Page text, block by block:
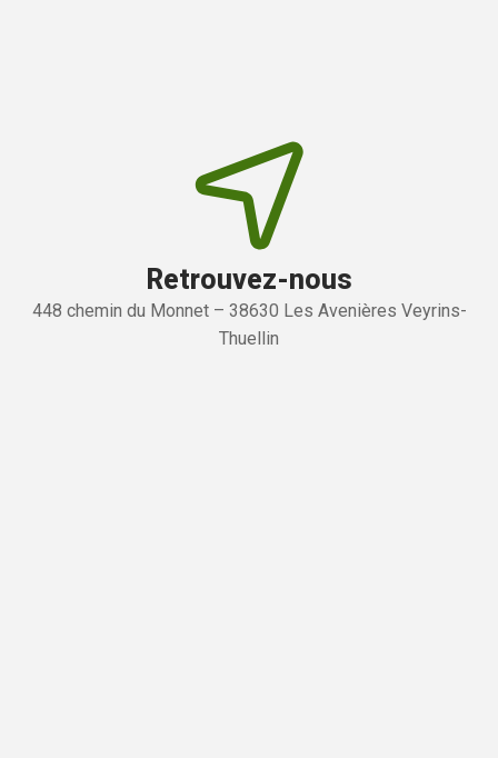
Retrouvez-nous
448 chemin du Monnet – 38630 Les Avenières Veyrins-
Thuellin